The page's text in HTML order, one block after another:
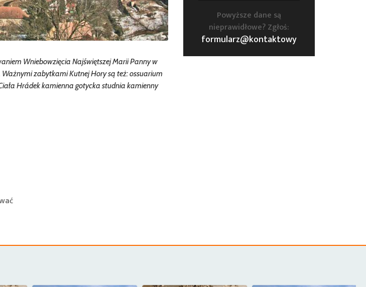
Wniebowzięcia Najświętszej Marii Panny w
zabytkami Kutnej Hory są też: ossuarium
Hrádek kamienna gotycka studnia kamienny
Powyższe dane są
nieprawidłowe? Zgłoś:
formularz@kontaktowy